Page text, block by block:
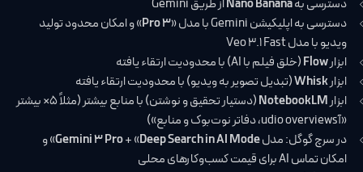
دسترسی بهNano Bananaاز طریق Gemini
دسترسی به اپلیکیشن Gemini با مدل «
3 Pro
» و امکان محدود تولید
ویدیو با مدل Veo 3.1 Fast
ابزارFlow(خلق فیلم با AI) با محدودیت ارتقاء یافته
ابزارWhisk(تبدیل تصویر به ویدیو) با محدودیت ارتقاء یافته
ابزارNotebookLM
(دستیار تحقیق و نوشتن) با منابع بیشتر (مثلاً ۵× بیشتر
«آudio overviews، دفاتر نوت‌بوک و منابع»)
در سرچ گوگل: مدل
Gemini 3 Pro+ «Deep Search in AI Mode
» و
امکان تماس AI برای قیمت کسب‌وکارهای محلی